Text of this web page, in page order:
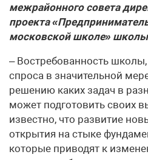
межрайонного совета
проекта
московской школе»
– Востребованность
спроса в значительной
решению каких задач в
может подготовить своих
известно, что развитие
открытия на стыке
которые приводят к